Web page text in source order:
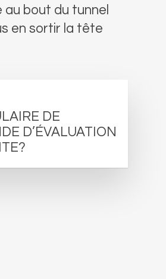
au bout du tunnel
en sortir la tête
DE
D’ÉVALUATION